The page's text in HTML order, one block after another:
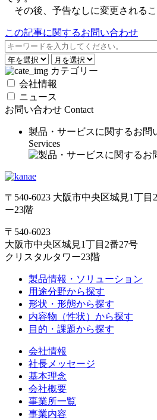
その後、予告なしに変更されるこ
この記事に関するお問い合わせ
カテゴリー
会社情報
ニュース
お問い合わせ Contact
製品・サービスに関するお問
Services
〒540-6023 大阪市中央区城見1丁
ー23階
〒540-6023
大阪市中央区城見1丁目2番27号
クリスタルタワー23階
製品情報・ソリューション
用途分野から探す
形状・形態から探す
内容物（性状）から探す
目的・課題から探す
会社情報
社長メッセージ
基本理念
会社概要
事業所一覧
事業内容